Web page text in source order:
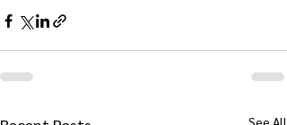
See All